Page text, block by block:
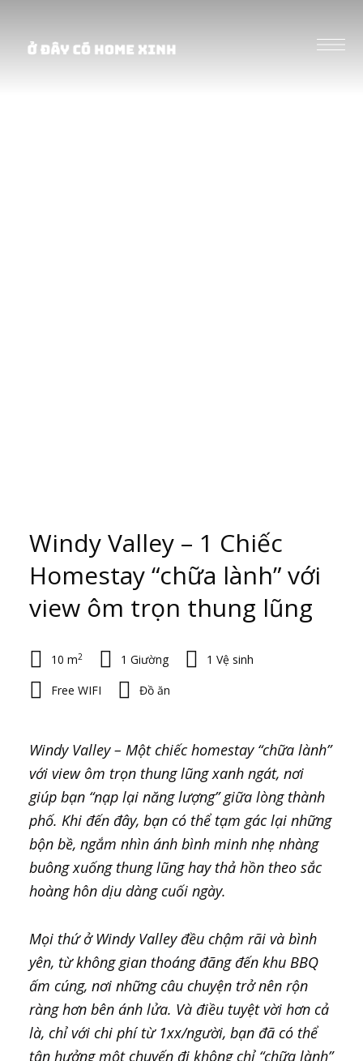
Windy Valley – 1 Chiếc
Homestay “chữa lành” với
view ôm trọn thung lũng
10 m2 1 Giường
1 Vệ sinh
Free WIFI
Đồ ăn
Windy Valley – Một chiếc homestay “chữa lành”
với view ôm trọn thung lũng xanh ngát, nơi
giúp bạn “nạp lại năng lượng” giữa lòng thành
phố. Khi đến đây, bạn có thể tạm gác lại những
bộn bề, ngắm nhìn ánh bình minh nhẹ nhàng
buông xuống thung lũng hay thả hồn theo sắc
hoàng hôn dịu dàng cuối ngày.
Mọi thứ ở Windy Valley đều chậm rãi và bình
yên, từ không gian thoáng đãng đến khu BBQ
ấm cúng, nơi những câu chuyện trở nên rộn
ràng hơn bên ánh lửa. Và điều tuyệt vời hơn cả
là, chỉ với chi phí từ 1xx/người, bạn đã có thể
tận hưởng một chuyến đi không chỉ “chữa lành”